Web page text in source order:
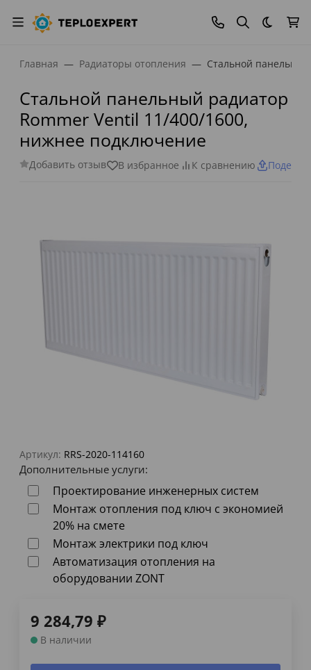
Темная
Главная Радиаторы отопления Стальной
Стальной панельный радиатор
Rommer Ventil 11/400/1600,
нижнее подключение
Добавить отзыв В избранное К сравнению
Артикул: RRS-2020-114160
Дополнительные услуги:
Проектирование инженерных систем
Монтаж отопления под ключ с экономией
20% на смете
Монтаж электрики под ключ
Автоматизация отопления на
оборудовании ZONT
9 284,79 ₽
В наличии